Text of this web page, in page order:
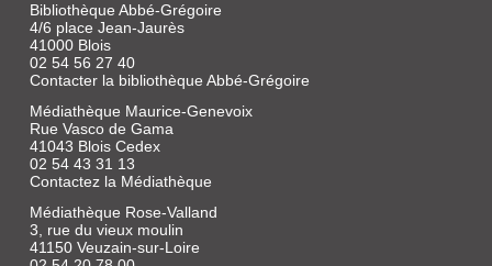
Bibliothèque Abbé-Grégoire
4/6 place Jean-Jaurès
41000 Blois
02 54 56 27 40
Contacter la bibliothèque Abbé-Grégoire
Médiathèque Maurice-Genevoix
Rue Vasco de Gama
41043 Blois Cedex
02 54 43 31 13
Contactez la Médiathèque
Médiathèque Rose-Valland
3, rue du vieux moulin
41150 Veuzain-sur-Loire